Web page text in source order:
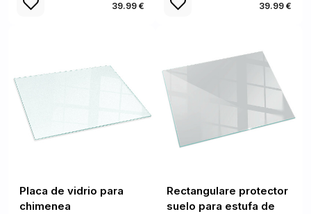
39.99 € 39.99 €
Placa de vidrio para
chimenea
Rectangulare protector
suelo para estufa de